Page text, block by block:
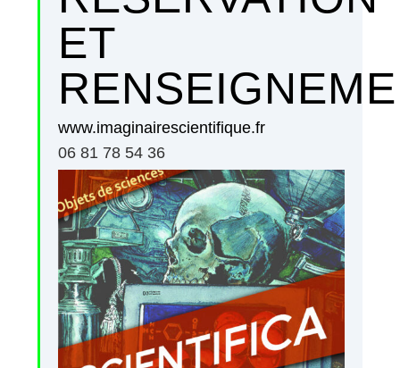
ET
www.imaginairescientifique.fr
06 81 78 54 36